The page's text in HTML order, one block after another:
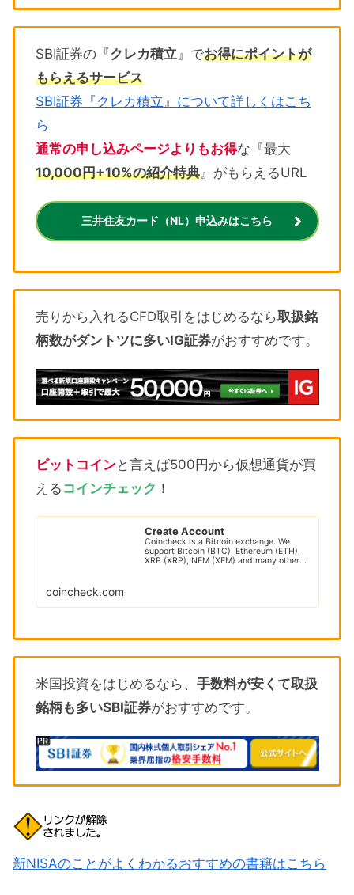
SBI証券の『クレカ積立』でお得にポイントが
もらえるサービス
SBI証券『クレカ積立』について詳しくはこち
ら
通常の申し込みページよりもお得な『最大
10,000円+10%の紹介特典』がもらえるURL
三井住友カード（NL）申込みはこちら
売りから入れるCFD取引をはじめるなら取扱銘
柄数がダントツに多いIG証券がおすすめです。
ビットコインと言えば500円から仮想通貨が買
える コインチェック ！
Create Account
Coincheck is a Bitcoin exchange. We
support Bitcoin (BTC), Ethereum (ETH),
XRP (XRP), NEM (XEM) and many other
coincheck.com
米国投資をはじめるなら、 手数料が安くて取扱
銘柄も多いSBI証券がおすすめです。
新NISAのことがよくわかるおすすめの書籍はこちら